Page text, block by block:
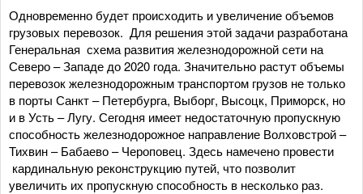
Одновременно будет происходить и увеличение объемов
грузовых перевозок. Для решения этой задачи разработана
Генеральная схема развития железнодорожной сети на
Северо – Западе до 2020 года. Значительно растут объемы
перевозок железнодорожным транспортом грузов не только
в порты Санкт – Петербурга, Выборг, Высоцк, Приморск, но
и в Усть – Лугу. Сегодня имеет недостаточную пропускную
способность железнодорожное направление Волховстрой –
Тихвин – Бабаево – Чероповец. Здесь намечено провести
кардинальную реконструкцию путей, что позволит
увеличить их пропускную способность в несколько раз.